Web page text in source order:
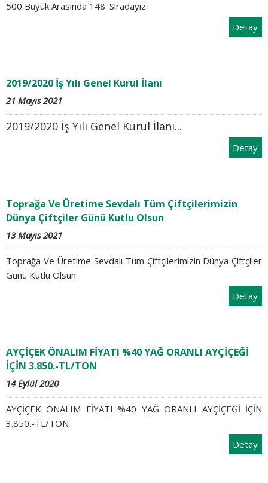
500 Büyük Arasında 148. Sıradayız
Detay
2019/2020 İş Yılı Genel Kurul İlanı
21 Mayıs 2021
2019/2020 İş Yılı Genel Kurul İlanı...
Detay
Toprağa Ve Üretime Sevdalı Tüm Çiftçilerimizin
Dünya Çiftçiler Günü Kutlu Olsun
13 Mayıs 2021
Toprağa Ve Üretime Sevdalı Tüm Çiftçilerimizin Dünya Çiftçiler
Günü Kutlu Olsun
Detay
AYÇİÇEK ÖNALIM FİYATI %40 YAĞ ORANLI AYÇİÇEĞİ
İÇİN 3.850.-TL/TON
14 Eylül 2020
AYÇİÇEK ÖNALIM FİYATI %40 YAĞ ORANLI AYÇİÇEĞİ İÇİN
3.850.-TL/TON
Detay